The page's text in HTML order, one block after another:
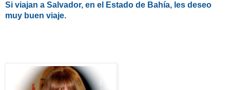
Si viajan a Salvador, en el Estado de Bahía, les deseo
muy buen viaje.